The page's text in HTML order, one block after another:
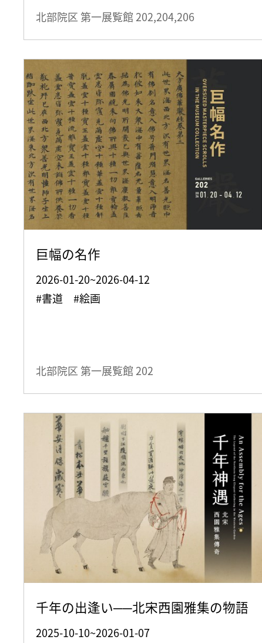
北部院区 第一展覧館202,204,206
巨幅の名作
2026-01-20~2026-04-12
#書道 #絵画
北部院区 第一展覧館 202
千年の出逢い──北宋西園雅集の物語
2025-10-10~2026-01-07